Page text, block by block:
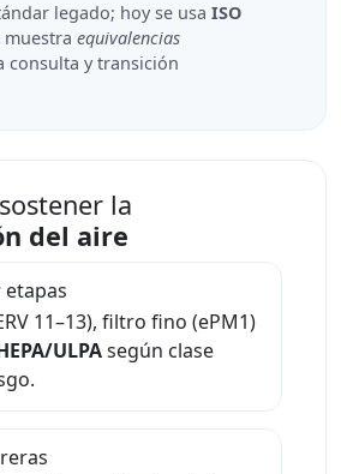
legado; hoy se usa ISO
muestra equivalencias
consulta y transición
la
del aire
11–13), filtro fino (ePM1)
ULPAsegún clase